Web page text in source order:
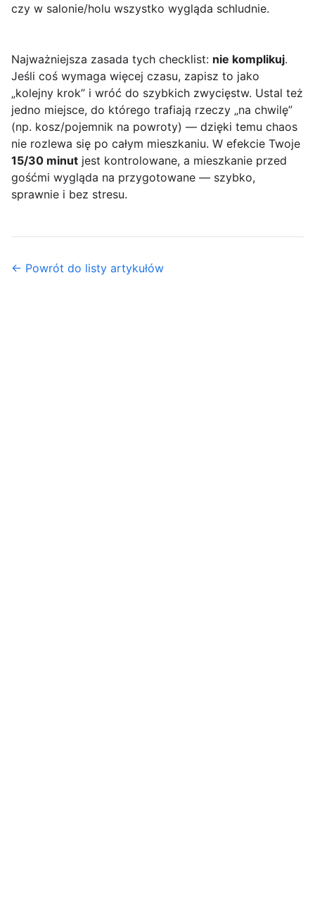
czy w salonie/holu wszystko wygląda schludnie.
Najważniejsza zasada tych checklist: nie komplikuj.
Jeśli coś wymaga więcej czasu, zapisz to jako
„kolejny krok” i wróć do szybkich zwycięstw. Ustal też
jedno miejsce, do którego trafiają rzeczy „na chwilę”
(np. kosz/pojemnik na powroty) — dzięki temu chaos
nie rozlewa się po całym mieszkaniu. W efekcie Twoje
15/30 minut jest kontrolowane, a mieszkanie przed
gośćmi wygląda na przygotowane — szybko,
sprawnie i bez stresu.
← Powrót do listy artykułów